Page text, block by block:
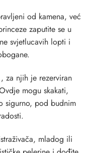
od kamena, već
zaputite se u
svjetlucavih lopti i
, za njih je rezerviran
mogu skakati,
sigurno, pod budnim
mladog ili